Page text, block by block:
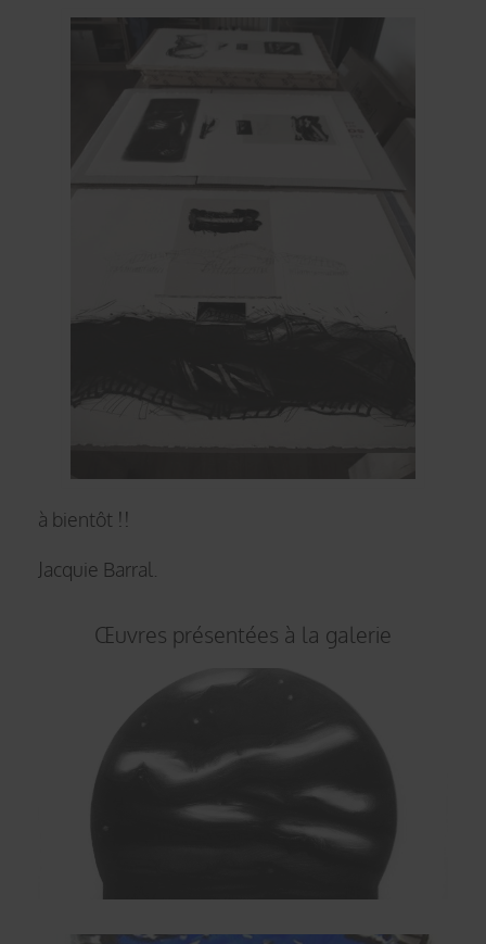
à bientôt !!
Jacquie Barral.
Œuvres présentées à la galerie